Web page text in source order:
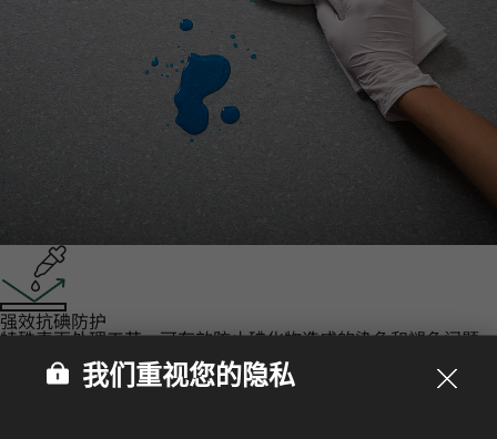
强效抗碘防护‌
特殊表面处理工艺，可有效防止碘化物造成的染色和褪色问题。
认证我们重视您的隐私